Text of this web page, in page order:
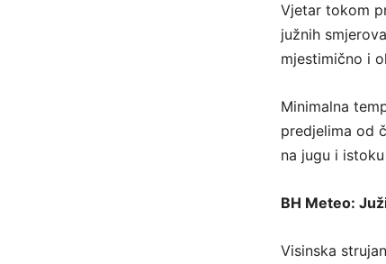
Vjetar tokom
južnih
mjestimično i
Minimalna
predjelima od
na jugu i
BH Meteo:
Visinska